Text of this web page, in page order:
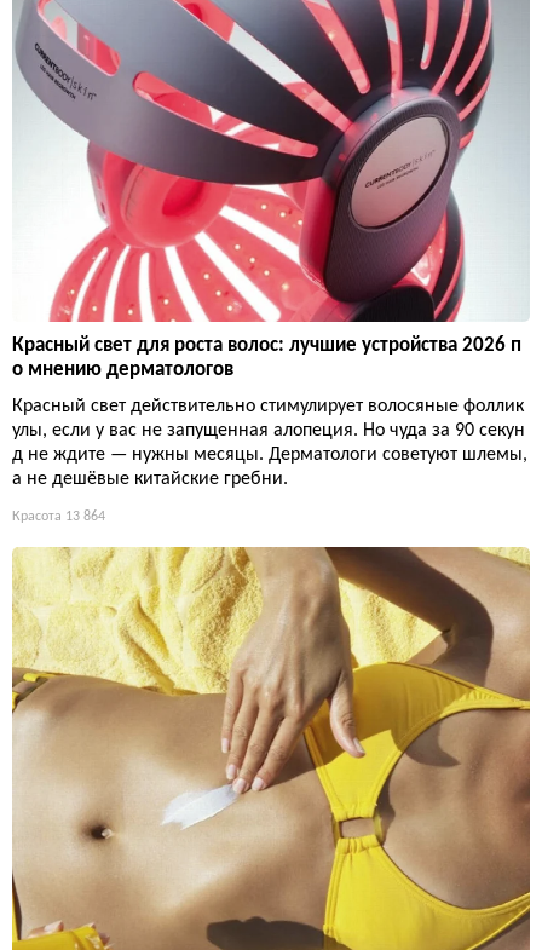
Красный свет для роста волос: лучшие устройства 2026 п
о мнению дерматологов
Красный свет действительно стимулирует волосяные фоллик
улы, если у вас не запущенная алопеция. Но чуда за 90 секун
д не ждите — нужны месяцы. Дерматологи советуют шлемы,
а не дешёвые китайские гребни.
Красота 13 864